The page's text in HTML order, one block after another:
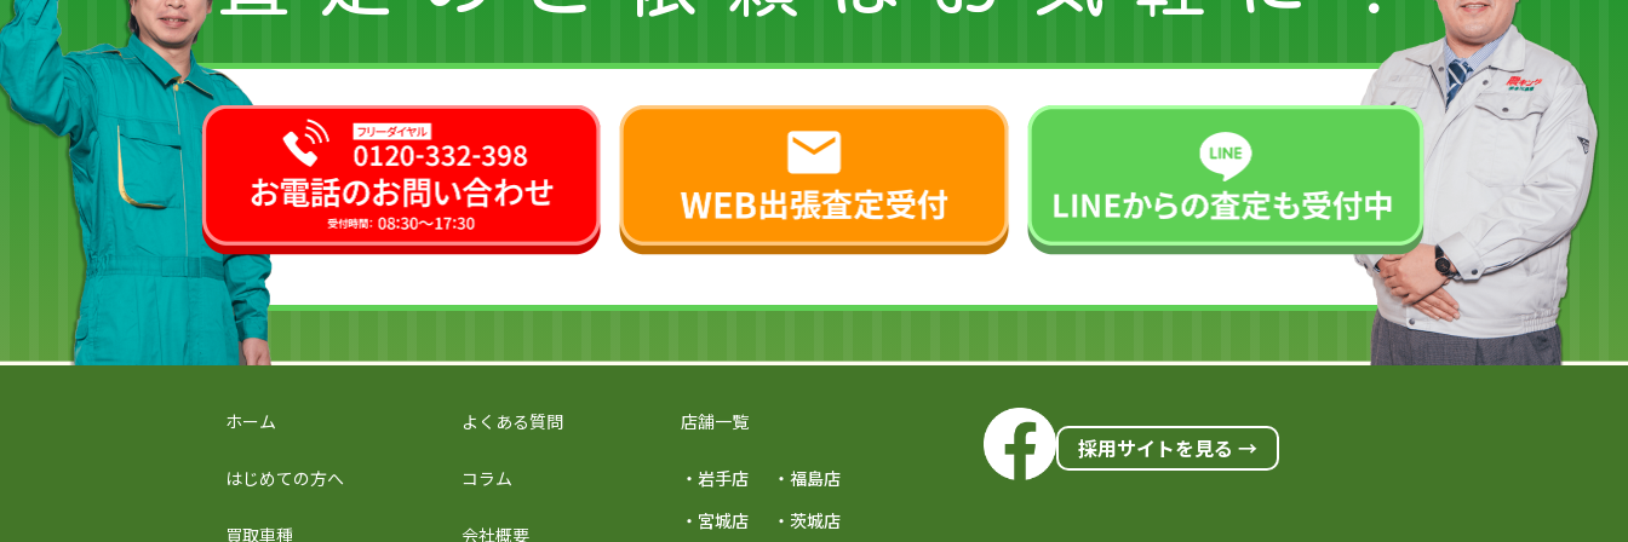
ホーム
はじめての方へ
買取車種
よくある質問
コラム
会社概要
店舗一覧
・岩手店
・宮城店
・福島店
・茨城店
採用サイトを見る →